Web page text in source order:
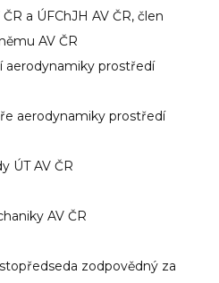
a ÚFChJH AV ČR, člen
AV ČR
aerodynamiky prostředí
aerodynamiky prostředí
ÚT AV ČR
AV ČR
zodpovědný za